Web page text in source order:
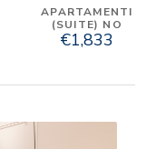
APARTAMENTI
(SUITE) NO
€1,833